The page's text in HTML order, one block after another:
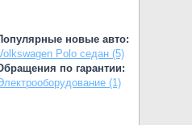
новые авто:
Polo седан (5)
по гарантии:
(1)